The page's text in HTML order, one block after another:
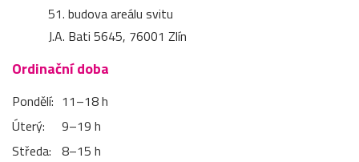
51. budova areálu svitu
J.A. Bati 5645, 76001 Zlín
Ordinační doba
Pondělí: 11–⁠18 h
Úterý:
9–⁠19 h
Středa: 8–⁠15 h